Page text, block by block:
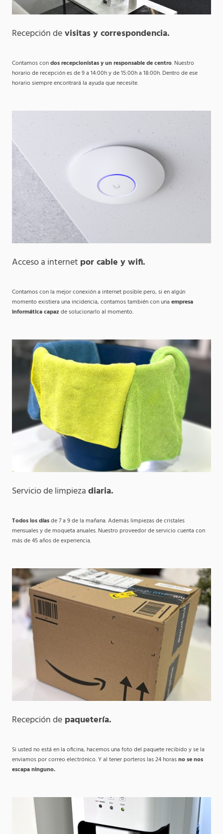
Recepción devisitas y correspondencia.
Contamos condos recepcionistas y un responsable de centro. Nuestro
horario de recepción es de 9 a 14:00h y de 15:00h a 18:00h. Dentro de ese
horario siempre encontrará la ayuda que necesite.
Acceso a internet por cable y wifi.
Contamos con la mejor conexión a internet posible pero, si en algún
momento existiera una incidencia, contamos también con una empresa
informática capazde solucionarlo al momento.
Servicio de limpiezadiaria.
Todos los díasde 7 a 9 de la mañana. Además limpiezas de cristales
mensuales y de moqueta anuales. Nuestro proveedor de servicio cuenta con
más de 45 años de experiencia.
Recepción de paquetería.
Si usted no está en la oficina, hacemos una foto del paquete recibido y se la
enviamos por correo electrónico. Y al tener porteros las 24 horasno se nos
escapa ninguno.